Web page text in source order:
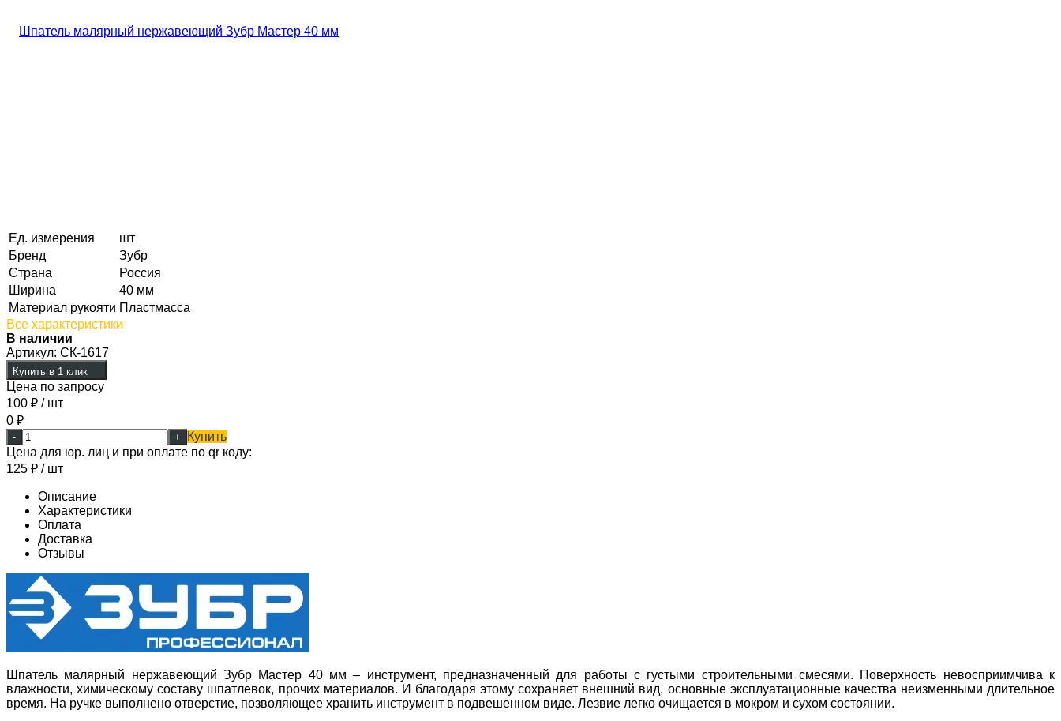
Ед. измерения
шт
Бренд
Зубр
Страна
Россия
Ширина
40 мм
Материал рукояти Пластмасса
Все характеристики
В наличии
Артикул: СК-1617
Купить в 1 клик
Цена по запросу
100 ₽ / шт
0 ₽
- +
Купить
Цена для юр. лиц и при оплате по qr коду:
125 ₽ / шт
Описание
Характеристики
Оплата
Доставка
Отзывы
Шпатель малярный нержавеющий Зубр Мастер 40 мм – инструмент, предназначенный для работы с густыми строительными смесями. Поверхность невосприимчива к
влажности, химическому составу шпатлевок, прочих материалов. И благодаря этому сохраняет внешний вид, основные эксплуатационные качества неизменными длительное
время. На ручке выполнено отверстие, позволяющее хранить инструмент в подвешенном виде. Лезвие легко очищается в мокром и сухом состоянии.